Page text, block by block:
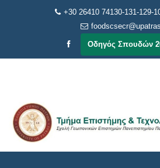
+30 26410 74130-131-129-
Οδηγός Σπουδών